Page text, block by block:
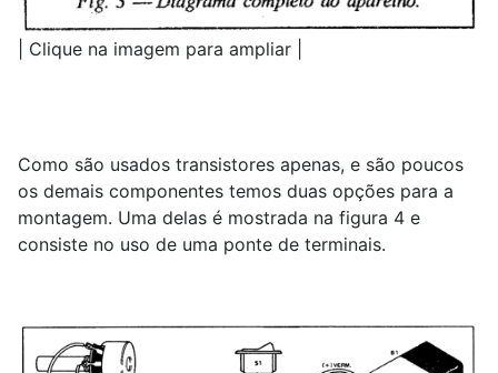
| Clique na imagem para ampliar |
Como são usados transistores apenas, e são poucos
os demais componentes temos duas opções para a
montagem. Uma delas é mostrada na figura 4 e
consiste no uso de uma ponte de terminais.